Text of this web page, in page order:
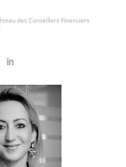
des Conseillers Financiers